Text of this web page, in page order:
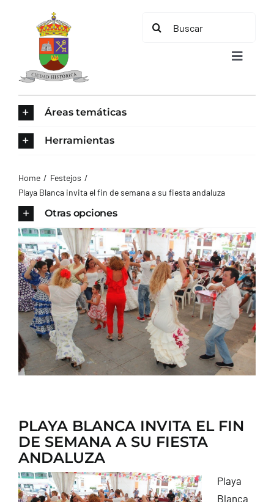
contenido
Buscar:
Toggle
AYUNTAMIENTO
TURISMO
CONTACTO
Áreas temáticas
Herramientas
Home
Festejos
Playa Blanca invita el fin de semana a su fiesta andaluza
Otras opciones
PLAYA BLANCA INVITA EL FIN
DE SEMANA A SU FIESTA
ANDALUZA
Playa
Blanca